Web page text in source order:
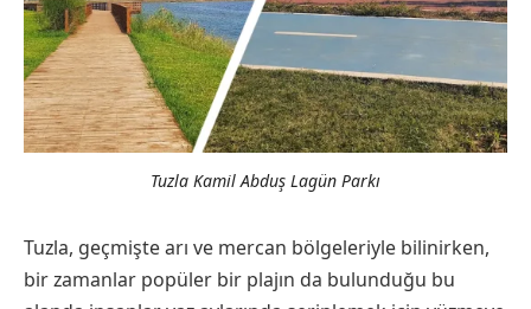
Tuzla Kamil Abduş Lagün Parkı
Tuzla, geçmişte arı ve mercan bölgeleriyle bilinirken,
bir zamanlar popüler bir plajın da bulunduğu bu